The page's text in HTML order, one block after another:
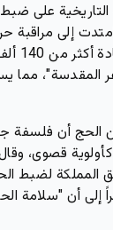
التاريخية على
إلى مراقبة
المقدسة"، مما
الحج أن فلسفة
قصوى،
لضبط
إلى أن "سلامة